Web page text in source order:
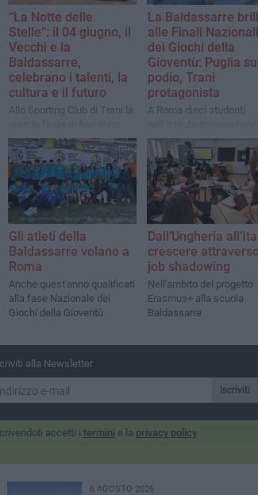
“La Notte delle
Stelle”: il 04 giugno, il
Vecchi e la
Baldassarre,
celebrano i talenti, la
cultura e il futuro
Allo Sporting Club di Trani la
scolastico
La Baldassarre
alle Finali Nazionali
dei Giochi della
Gioventù: Puglia sul
podio, Trani
protagonista
A Roma dieci studenti
rappresentato la regione
nelle gare di atletica
Gli atleti della
Baldassarre volano a
Roma
Anche quest'anno qualificati
alla fase Nazionale dei
Giochi della Gioventù
Dall’Ungheria
crescere
job shadowing
Nell'ambito del progetto
Erasmus+ alla scuola
Baldassarre
alla Newsletter
Iscriviti
accetti i termini e la privacy policy
6 AGOSTO 2026